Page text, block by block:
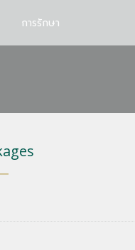
การรักษา